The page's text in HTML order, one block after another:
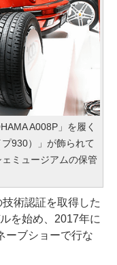
A008P」を履く
930）」が飾られて
ミュージアムの保管
術認証を取得した
を始め、2017年に
ーブショーで行な